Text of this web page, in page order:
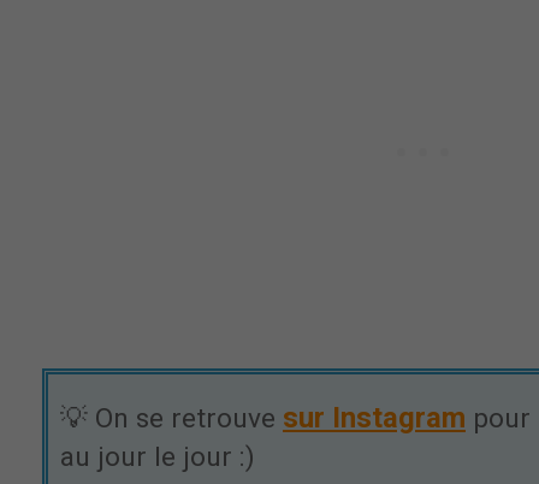
💡 On se retrouve sur Instagram pour
au jour le jour :)